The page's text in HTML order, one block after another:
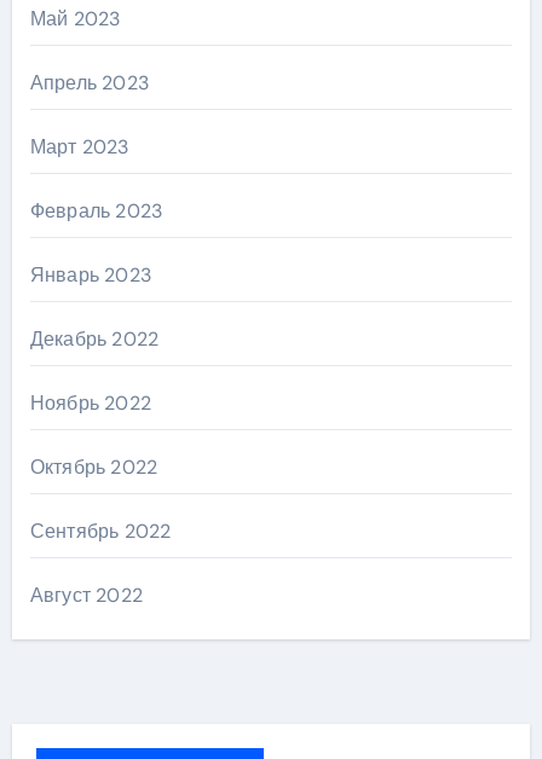
Май 2023
Апрель 2023
Март 2023
Февраль 2023
Январь 2023
Декабрь 2022
Ноябрь 2022
Октябрь 2022
Сентябрь 2022
Август 2022